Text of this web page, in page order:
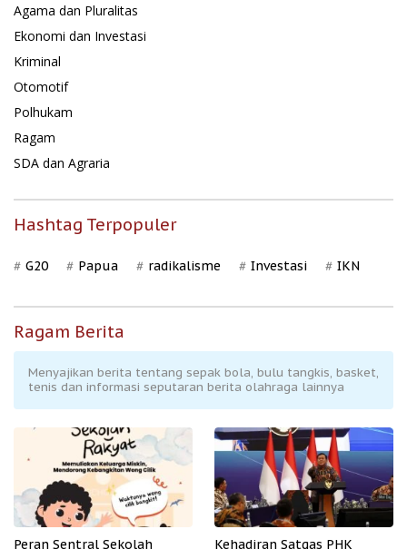
Agama dan Pluralitas
Ekonomi dan Investasi
Kriminal
Otomotif
Polhukam
Ragam
SDA dan Agraria
Hashtag Terpopuler
G20 Papua radikalisme Investasi IKN
Ragam Berita
Menyajikan berita tentang sepak bola, bulu tangkis, basket,
tenis dan informasi seputaran berita olahraga lainnya
Peran Sentral Sekolah Kehadiran Satgas PHK